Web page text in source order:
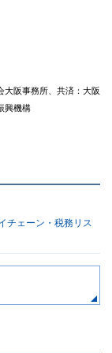
大阪事務所、共済：大阪
興機構
チェーン・税務リス